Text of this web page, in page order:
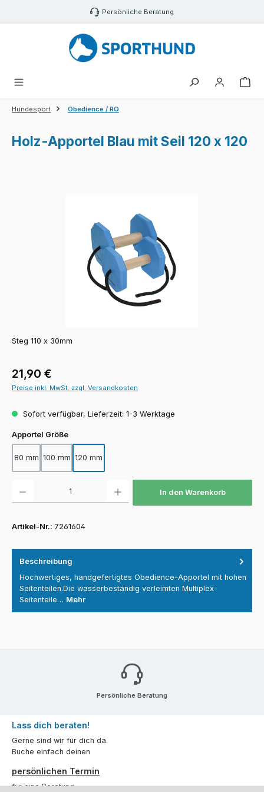
Zum Hauptinhalt springen Persönliche Beratung
Hundesport Obedience / RO
Holz-Apportel Blau mit Seil 120 x 120
Steg 110 x 30mm
Regulärer Preis:
21,90 €
Preise inkl. MwSt. zzgl. Versandkosten
Sofort verfügbar, Lieferzeit: 1-3 Werktage
Apportel Größeauswählen
80 mm 100 mm 120 mm
In den Warenkorb
Artikel-Nr.: 7261604
Beschreibung
Hochwertiges, handgefertigtes Obedience-Apportel mit hohen
Seitenteilen.Die wasserbeständig verleimten Multiplex-
Seitenteile… Mehr
Persönliche Beratung
Lass dich beraten!
Gerne sind wir für dich da.
Buche einfach deinen
persönlichen Termin
für eine Beratung.